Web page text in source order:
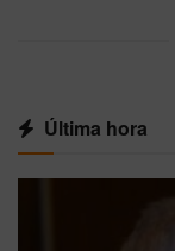
Última hora